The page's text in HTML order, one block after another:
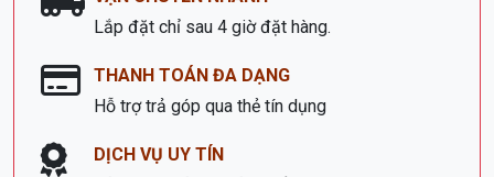
Xưởng SX Đồ Gỗ Trọng Sáng
Kiến Hưng - Hà Đông - Hà Đông - HN